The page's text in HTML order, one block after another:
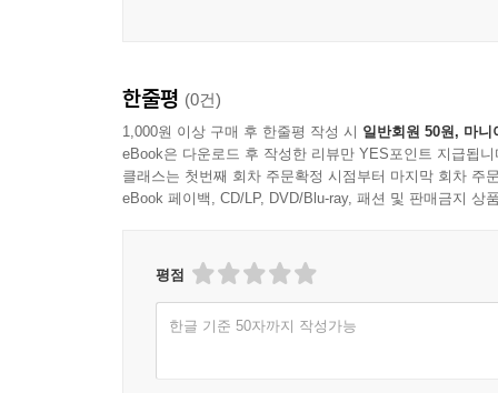
한줄평 (0건)
1,000원 이상 구매 후 한줄평 작성 시 일반회원 50원, 마니
eBook은 다운로드 후 작성한 리뷰만 YES포인트 지급됩니
클래스는 첫번째 회차 주문확정 시점부터 마지막 회차 주
eBook 페이백, CD/LP, DVD/Blu-ray, 패션 및 판매금지 상
평점
한글 기준 50자까지 작성가능